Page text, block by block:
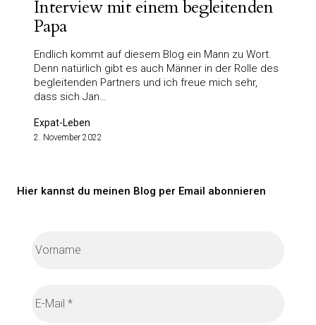
Interview mit einem begleitenden
Papa
Endlich kommt auf diesem Blog ein Mann zu Wort.
Denn natürlich gibt es auch Männer in der Rolle des
begleitenden Partners und ich freue mich sehr,
dass sich Jan…
Expat-Leben
2. November 2022
Hier kannst du meinen Blog per Email abonnieren